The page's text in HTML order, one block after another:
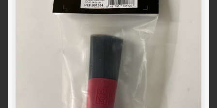
Política de cookies
Solicitar acceso